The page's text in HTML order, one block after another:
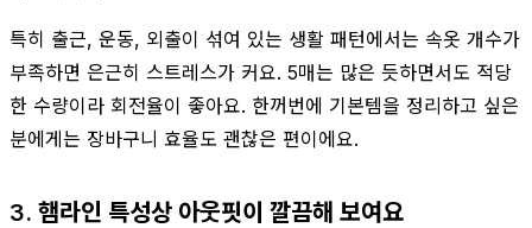
특히 출근, 운동, 외출이 섞여 있는 생활 패턴에서는 속옷 개수가
부족하면 은근히 스트레스가 커요. 5매는 많은 듯하면서도 적당
한 수량이라 회전율이 좋아요. 한꺼번에 기본템을 정리하고 싶은
분에게는 장바구니 효율도 괜찮은 편이에요.
3. 햄라인 특성상 아웃핏이 깔끔해 보여요